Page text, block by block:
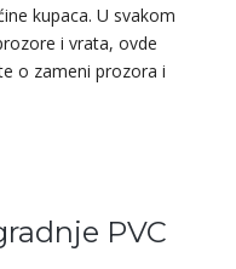
kupaca. U svakom
i vrata, ovde
o zameni prozora i
PVC